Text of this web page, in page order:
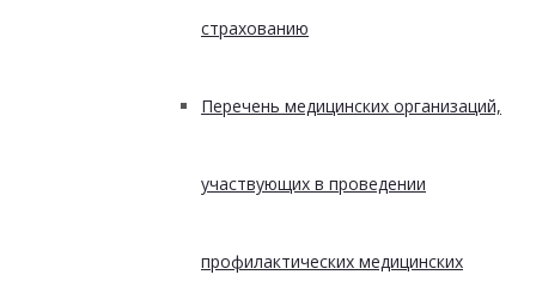
страхованию
Перечень медицинских организаций,
участвующих в проведении
профилактических медицинских